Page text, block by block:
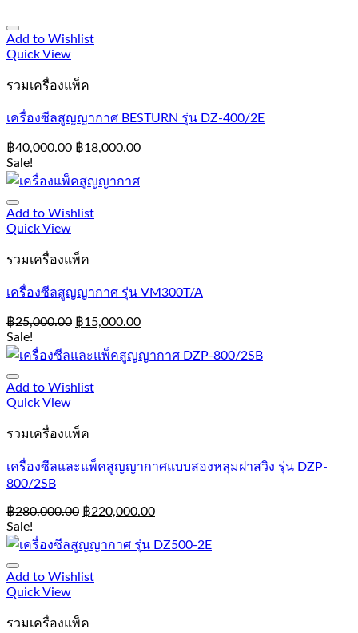
Add to Wishlist
Quick View
รวมเครื่องแพ็ค
เครื่องซีลสูญญากาศ BESTURN รุ่น DZ-400/2E
฿40,000.00 ฿18,000.00
Sale!
Add to Wishlist
Quick View
รวมเครื่องแพ็ค
เครื่องซีลสูญญากาศ รุ่น VM300T/A
฿25,000.00 ฿15,000.00
Sale!
Add to Wishlist
Quick View
รวมเครื่องแพ็ค
เครื่องซีลและแพ็คสูญญากาศแบบสองหลุมฝาสวิง รุ่น DZP-
800/2SB
฿280,000.00 ฿220,000.00
Sale!
Add to Wishlist
Quick View
รวมเครื่องแพ็ค